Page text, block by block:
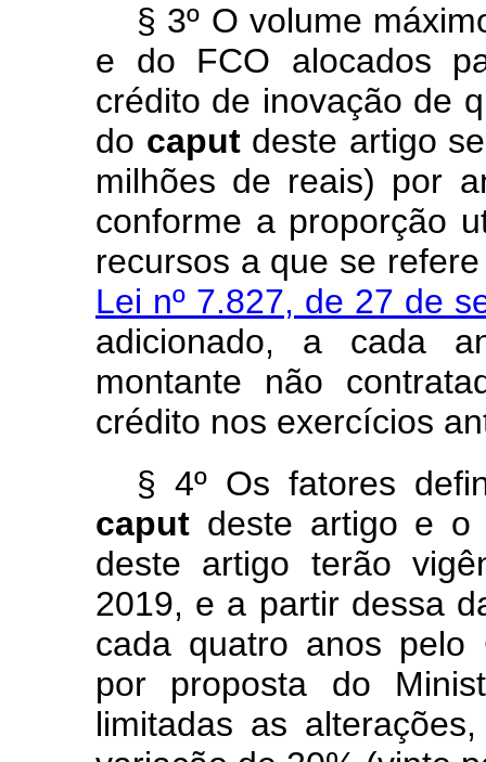
§ 3º O volume
e do FCO alocados
crédito de inovação de
do caput deste artigo
milhões de reais) por
conforme a proporção
recursos a que se
Lei nº 7.827, de 27 de
adicionado, a cada
montante não
crédito nos exercícios
§ 4º Os fatores
caput deste artigo e
deste artigo terão
2019, e a partir dessa
cada quatro anos pelo
por proposta do
limitadas as